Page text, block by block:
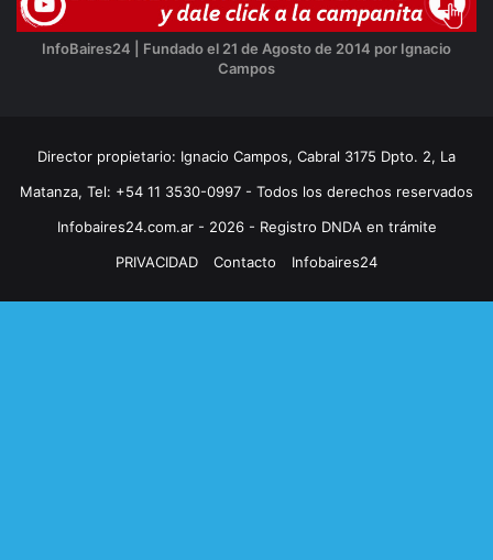
InfoBaires24 | Fundado el 21 de Agosto de 2014 por Ignacio
Campos
Director propietario: Ignacio Campos, Cabral 3175 Dpto. 2, La
Matanza, Tel: +54 11 3530-0997 - Todos los derechos reservados
Infobaires24.com.ar - 2026 - Registro DNDA en trámite
PRIVACIDAD
Contacto Infobaires24